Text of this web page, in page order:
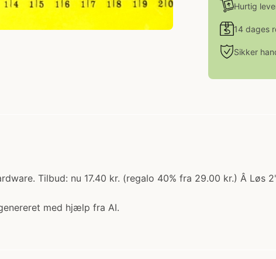
Hurtig
14 dages
Sikker
Tilbud: nu 17.40 kr. (regalo 40% fra 29.00 kr.) Â
med hjælp fra AI.